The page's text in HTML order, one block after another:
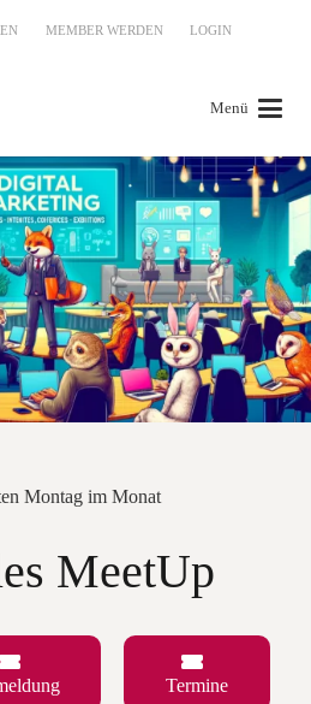
MEMBER WERDEN LOGIN
Menü
Montag im Monat
MeetUp
Termine